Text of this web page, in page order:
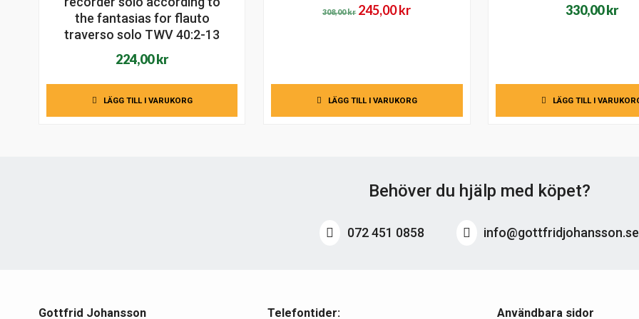
the fantasias for flauto
traverso solo TWV 40:2-13
224,00kr
LÄGG TILL I VARUKORG
308,00kr Det
308,00 kr.
245,00krDet
245,00 kr.
LÄGG TILL I VARUKORG
330,00kr
LÄGG TILL I
Behöver du hjälp med köpet?
072 451 0858 info@gottfridjohansson.se
Gottfrid Johansson Telefontider: Användbara sidor